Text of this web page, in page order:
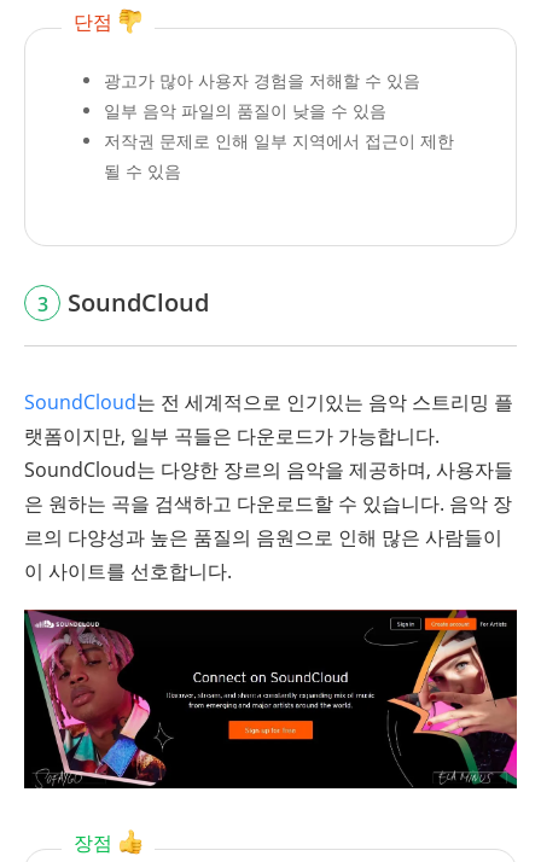
단점
광고가 많아 사용자 경험을 저해할 수 있음
일부 음악 파일의 품질이 낮을 수 있음
저작권 문제로 인해 일부 지역에서 접근이 제한
될 수 있음
3 SoundCloud
SoundCloud는 전 세계적으로 인기있는 음악 스트리밍 플
랫폼이지만, 일부 곡들은 다운로드가 가능합니다.
SoundCloud는 다양한 장르의 음악을 제공하며, 사용자들
은 원하는 곡을 검색하고 다운로드할 수 있습니다. 음악 장
르의 다양성과 높은 품질의 음원으로 인해 많은 사람들이
이 사이트를 선호합니다.
장점